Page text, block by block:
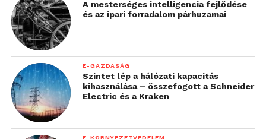
A mesterséges intelligencia fejlődése
és az ipari forradalom párhuzamai
E-GAZDASÁG
Szintet lép a hálózati kapacitás
kihasználása – összefogott a Schneider
Electric és a Kraken